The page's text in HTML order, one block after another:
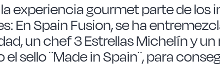
experiencia gourmet parte de los
En Spain Fusion, se ha
un chef 3 Estrellas Michelín y
el sello ¨Made in Spain¨, para